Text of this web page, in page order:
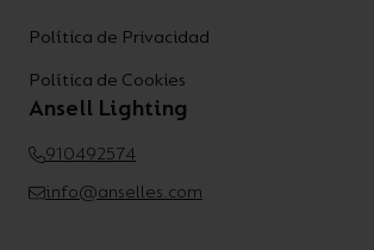
Política de Privacidad
Política de Cookies
Ansell Lighting
910492574
info@anselles.com